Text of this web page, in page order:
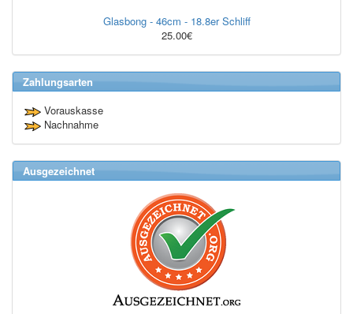
Glasbong - 46cm - 18.8er Schliff
25.00€
Zahlungsarten
Vorauskasse
Nachnahme
Ausgezeichnet